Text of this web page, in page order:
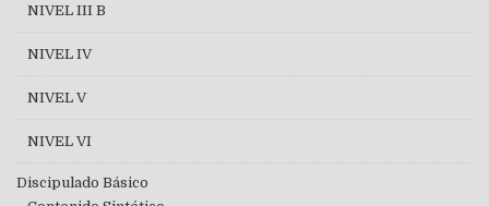
NIVEL III B
NIVEL IV
NIVEL V
NIVEL VI
Discipulado Básico